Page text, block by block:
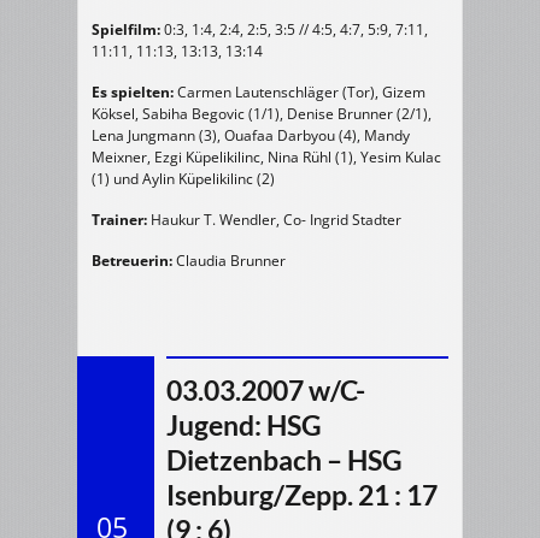
Spielfilm:0:3, 1:4, 2:4, 2:5, 3:5 // 4:5, 4:7, 5:9, 7:11,
11:11, 11:13, 13:13, 13:14
Es spielten:Carmen Lautenschläger (Tor), Gizem
Köksel, Sabiha Begovic (1/1), Denise Brunner (2/1),
Lena Jungmann (3), Ouafaa Darbyou (4), Mandy
Meixner, Ezgi Küpelikilinc, Nina Rühl (1), Yesim Kulac
(1) und Aylin Küpelikilinc (2)
Trainer: Haukur T. Wendler, Co- Ingrid Stadter
Betreuerin:Claudia Brunner
05
03.03.2007 w/C-
Jugend: HSG
Dietzenbach – HSG
Isenburg/Zepp. 21 : 17
(9 : 6)